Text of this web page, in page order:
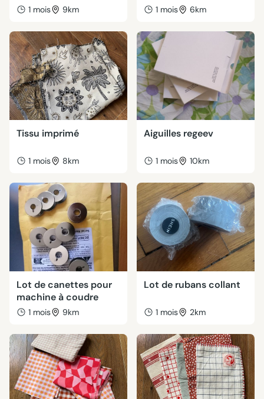
1 mois 9km 1 mois 6km
Tissu imprimé
1 mois 8km
Aiguilles regeev
1 mois 10km
Lot de canettes pour
machine à coudre
1 mois 9km
Lot de rubans collant
1 mois 2km